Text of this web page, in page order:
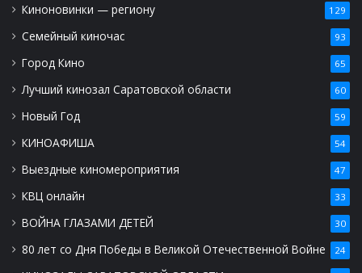
Киноновинки — региону 129
Семейный киночас 93
Город Кино 65
Лучший кинозал Саратовской области 60
Новый Год 59
КИНОАФИША 54
Выездные киномероприятия 47
КВЦ онлайн 33
ВОЙНА ГЛАЗАМИ ДЕТЕЙ 30
80 лет со Дня Победы в Великой Отечественной Войне 24